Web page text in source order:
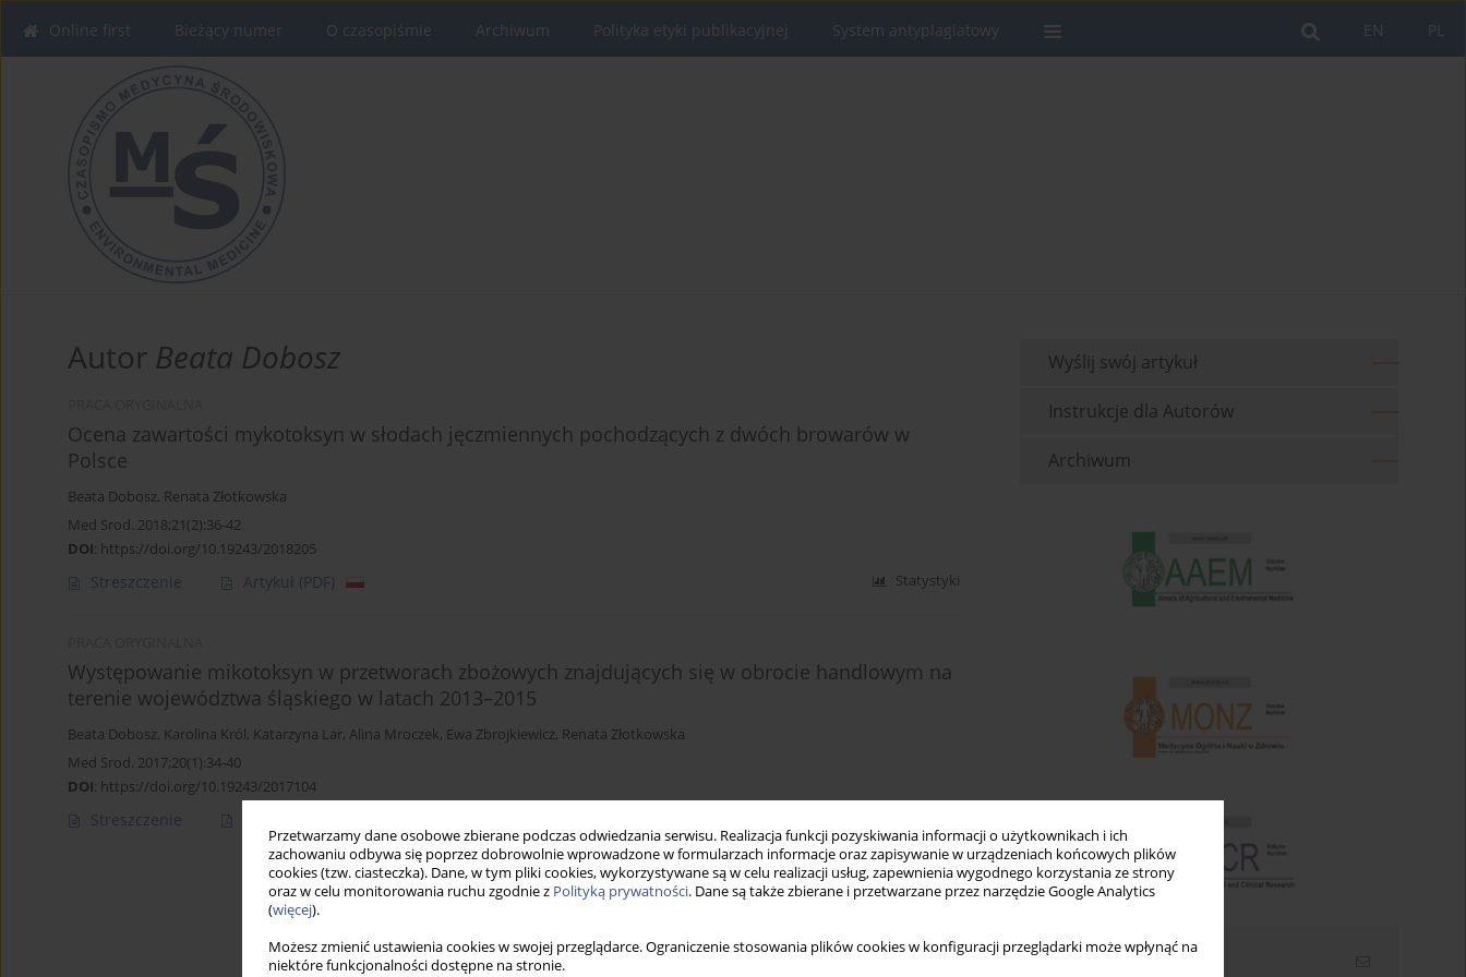
Przetwarzamy dane osobowe zbierane podczas odwiedzania serwisu. Realizacja funkcji pozyskiwania informacji o użytkownikach i ich
zachowaniu odbywa się poprzez dobrowolnie wprowadzone w formularzach informacje oraz zapisywanie w urządzeniach końcowych plików
cookies (tzw. ciasteczka). Dane, w tym pliki cookies, wykorzystywane są w celu realizacji usług, zapewnienia wygodnego korzystania ze strony
oraz w celu monitorowania ruchu zgodnie z Polityką prywatności. Dane są także zbierane i przetwarzane przez narzędzie Google Analytics
(więcej).
Możesz zmienić ustawienia cookies w swojej przeglądarce. Ograniczenie stosowania plików cookies w konfiguracji przeglądarki może wpłynąć na
niektóre funkcjonalności dostępne na stronie.
PL
EN
Online first Bieżący numer O czasopiśmie Archiwum Polityka etyki publikacyjnej System antyplagiatowy
Autor Beata Dobosz
Ocena zawartości mykotoksyn w słodach jęczmiennych pochodzących z dwóch browarów w
Polsce
Beata Dobosz, Renata Złotkowska
Med Srod. 2018;21(2):36-42
DOI: https://doi.org/10.19243/2018205
Streszczenie Artykuł (PDF) Statystyki
Występowanie mikotoksyn w przetworach zbożowych znajdujących się w obrocie handlowym na
terenie województwa śląskiego w latach 2013–2015
Beata Dobosz, Karolina Król, Katarzyna Lar, Alina Mroczek, Ewa Zbrojkiewicz, Renata Złotkowska
Med Srod. 2017;20(1):34-40
DOI: https://doi.org/10.19243/2017104
Streszczenie
Wyślij swój artykuł
Instrukcje dla Autorów
Archiwum
Newsletter